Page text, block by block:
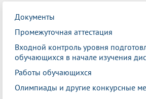
Документы
Промежуточная аттестация
Входной контроль уровня
обучающихся в начале изучения
Работы обучающихся
Олимпиады и другие конкурсные